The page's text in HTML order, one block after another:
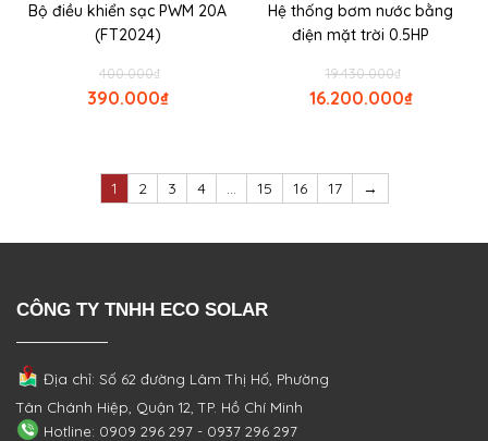
Bộ điều khiển sạc PWM 20A
(FT2024)
₫
400.000
₫
390.000
Hệ thống bơm nước bằng
điện mặt trời 0.5HP
₫
19.430.000
₫
16.200.000
1 2 3 4 … 15 16 17 →
CÔNG TY TNHH ECO SOLAR
Địa chỉ: Số 62 đường Lâm Thị Hố, Phường
Tân Chánh Hiệp, Quận 12, TP. Hồ Chí Minh
Hotline: 0909 296 297 - 0937 296 297